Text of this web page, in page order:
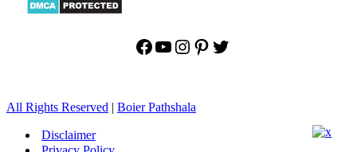
Facebook
YouTube
Instagram
Pinterest
Twitter
All Rights Reserved | Boier Pathshala
Disclaimer